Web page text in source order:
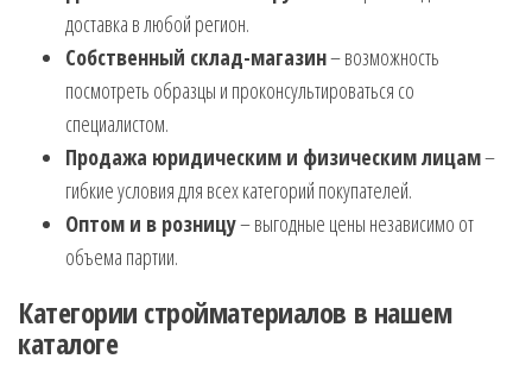
доставка в любой регион.
Собственный склад-магазин– возможность
посмотреть образцы и проконсультироваться со
специалистом.
Продажа юридическим и физическим лицам–
гибкие условия для всех категорий покупателей.
Оптом и в розницу– выгодные цены независимо от
объема партии.
Категории стройматериалов в нашем
каталоге